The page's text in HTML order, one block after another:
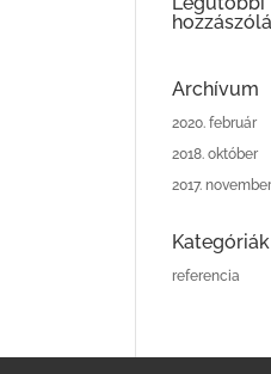
Archívum
2020. február
2018. október
2017. november
Kategóriák
referencia